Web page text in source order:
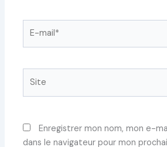
Enregistrer mon nom, mon e-
dans le navigateur pour mon